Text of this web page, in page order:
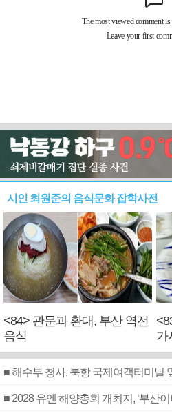
시인 최원준의 음식문화 잡학사전
<84> 관문과 환대, 부산 역전
음식
가
■ 해수부 청사, 북항 국제여객터미널
■ 2028 유엔 해양총회 개최지, ‘부산